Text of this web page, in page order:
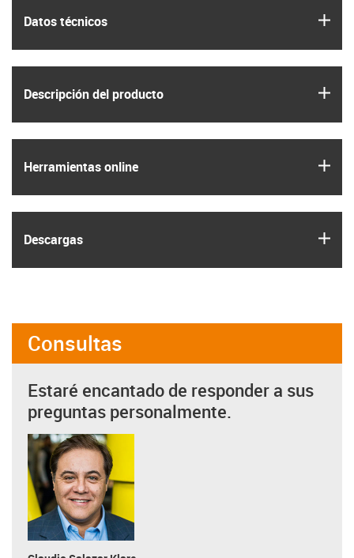
Datos técnicos
Descripción del producto
Herramientas online
Descargas
Consultas
Estaré encantado de responder a sus
preguntas personalmente.